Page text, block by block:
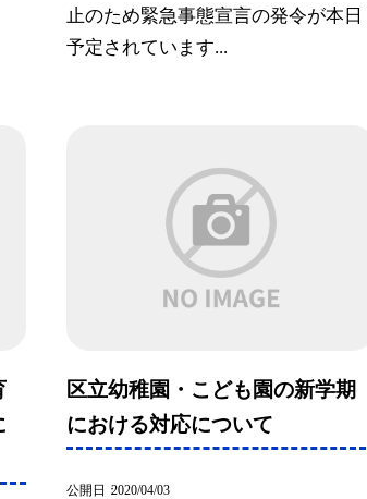
止のため緊急事態宣言の発令が本日
予定されています...
区立幼稚園・こども園の新学期
における対応について
公開日
2020/04/03